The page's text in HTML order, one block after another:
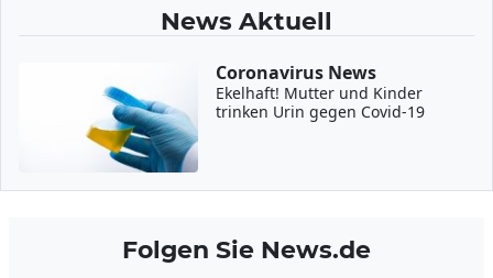
News Aktuell
Coronavirus News
Ekelhaft! Mutter und Kinder
trinken Urin gegen Covid-19
Folgen Sie News.de